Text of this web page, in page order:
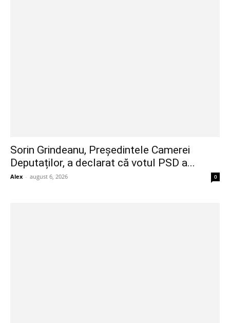
Sorin Grindeanu, Președintele Camerei
Deputaților, a declarat că votul PSD a...
Alex - august 6, 2026 0